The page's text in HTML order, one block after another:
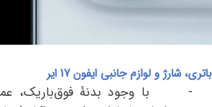
باتری، شارژ و لوازم جانبی ایفون 17 ایر
-
با وجود بدنهٔ فوق‌باریک،